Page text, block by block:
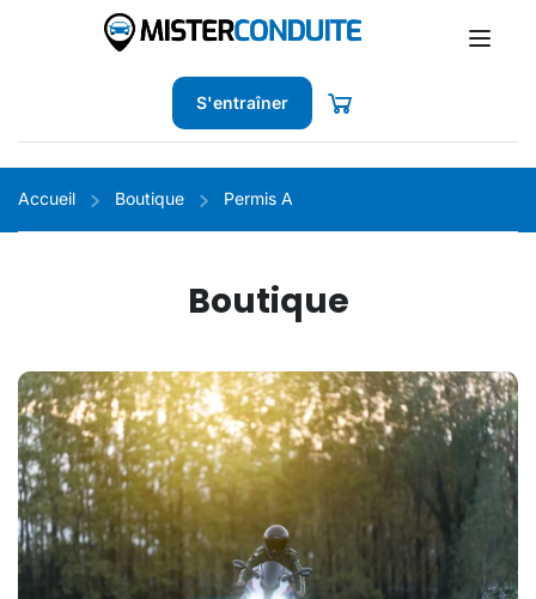
S'entraîner
Accueil Boutique Permis A
Boutique